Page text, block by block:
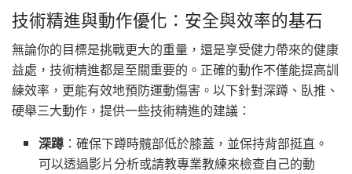
技術精進與動作優化：安全與效率的基石
無論你的目標是挑戰更大的重量，還是享受健力帶來的健康
益處，技術精進都是至關重要的。正確的動作不僅能提高訓
練效率，更能有效地預防運動傷害。以下針對深蹲、臥推、
硬舉三大動作，提供一些技術精進的建議：
深蹲 ：確保下蹲時髖部低於膝蓋，並保持背部挺直。
可以透過影片分析或請教專業教練來檢查自己的動